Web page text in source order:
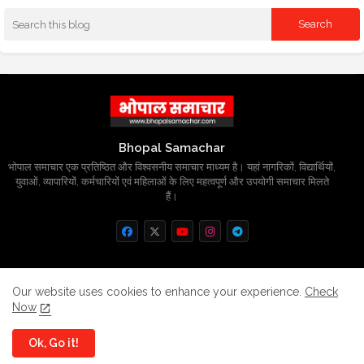
Bhopal Samachar
भोपाल समाचार एक प्रतिष्ठित और विश्वसनीय समाचार माध्यम है। यहां नागरिकों, विद्यार्थियों,
युवाओं, व्यापारियों, कर्मचारियों एवं महिलाओं के लिए महत्वपूर्ण और उपयोगी समाचार मिलते
हैं।
All Right Reserved Copyright
Home About Contact us
Privacy Policy
Our website uses cookies to enhance your experience. Check
Now
Ok, Go it!